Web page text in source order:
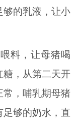
够的乳液，让小
料，让母猪喝
糖，从第二天开
常，哺乳期母猪
够的奶水，直